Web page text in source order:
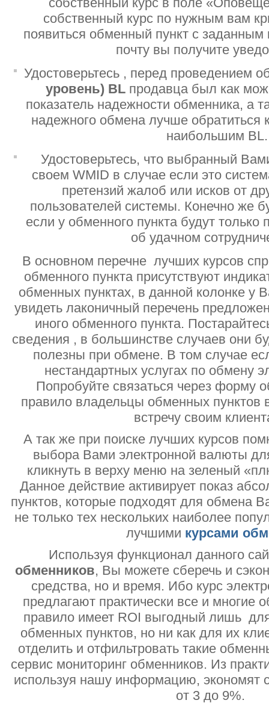
собственный курс по нужным вам
появиться обменный пункт с заданным
почту вы получите
Удостоверьтесь , перед проведением
уровень) BL продавца был как
показатель надежности обменника, а
надежного обмена лучше
наибольшим BL.
Удостоверьтесь, что выбранный
своем WMID в случае если это
претензий жалоб или исков от
пользователей системы. Конечно же
если у обменного пункта будут
об удачном
В основном перечне лучших курсов
обменного пункта присутствуют
обменных пунктах, в данной колонке у
увидеть лаконичный перечень
иного обменного пункта.
сведения , в большинстве случаев они
полезны при обмене. В том случае
нестандартных услугах по обмену
Попробуйте связаться через форму
правило владельцы обменных пунктов
встречу своим
А так же при поиске лучших курсов
выбора Вами электронной валюты
кликнуть в верху меню на зеленый
Данное действие активирует показ
пунктов, которые подходят для обмена
не только тех нескольких наиболее
лучшими курсами
Используя функционал данного
обменников, Вы можете сберечь и
средства, но и время. Ибо курс
предлагают практически все и многие
правило имеет ROI выгодный лишь
обменных пунктов, но ни как для их
отделить и отфильтровать такие
сервис мониторинг обменников. Из
используя нашу информацию, экономят
от 3 до 9%.